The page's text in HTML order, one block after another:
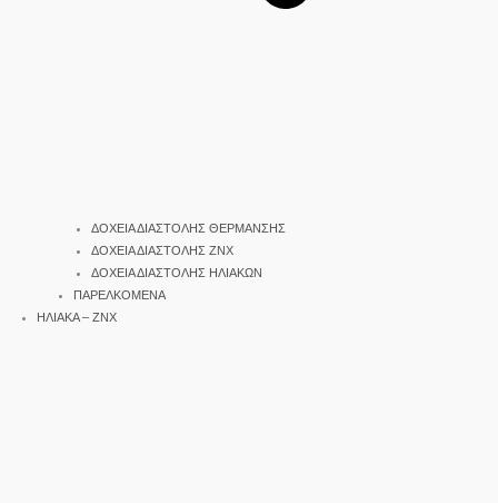
ΔΟΧΕΙΑ ΔΙΑΣΤΟΛΗΣ ΘΕΡΜΑΝΣΗΣ
ΔΟΧΕΙΑ ΔΙΑΣΤΟΛΗΣ ΖΝΧ
ΔΟΧΕΙΑ ΔΙΑΣΤΟΛΗΣ ΗΛΙΑΚΩΝ
ΠΑΡΕΛΚΟΜΕΝΑ
ΗΛΙΑΚΑ – ΖΝΧ